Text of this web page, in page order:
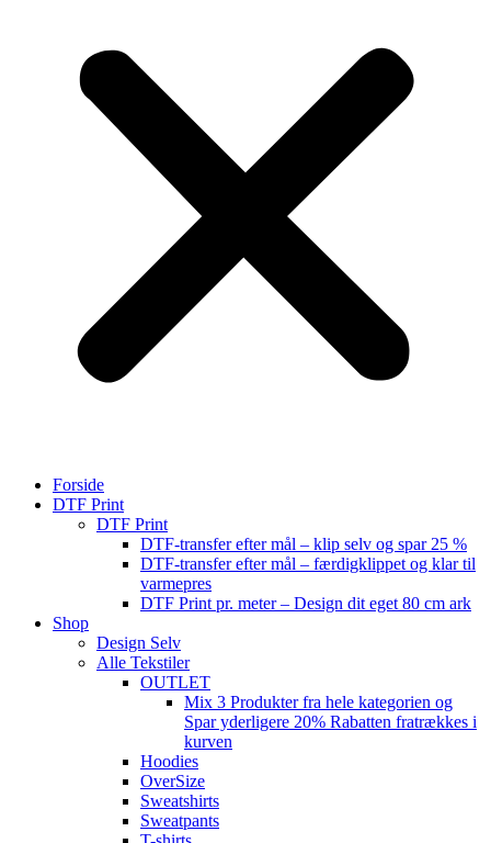
Forside
DTF Print
DTF Print
DTF-transfer efter mål – klip selv og spar 25 %
DTF-transfer efter mål – færdigklippet og klar til
varmepres
DTF Print pr. meter – Design dit eget 80 cm ark
Shop
Design Selv
Alle Tekstiler
OUTLET
Mix 3 Produkter fra hele kategorien og
Spar yderligere 20% Rabatten fratrækkes i
kurven
Hoodies
OverSize
Sweatshirts
Sweatpants